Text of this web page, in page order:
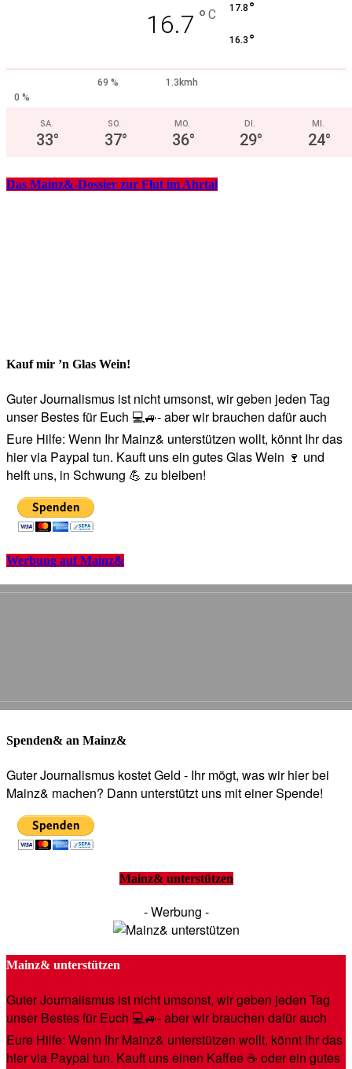
16.7 ° C 17.8 °
16.3 °
69 %
1.3kmh
0 %
SA.
33°
SO.
37°
MO.
36°
DI.
29°
MI.
24°
Das Mainz&-Dossier zur Flut im Ahrtal
Kauf mir ’n Glas Wein!
Guter Journalismus ist nicht umsonst, wir geben jeden Tag
unser Bestes für Euch 💻🚙- aber wir brauchen dafür auch
Eure Hilfe: Wenn Ihr Mainz& unterstützen wollt, könnt Ihr das
hier via Paypal tun. Kauft uns ein gutes Glas Wein 🍷 und
helft uns, in Schwung 💪 zu bleiben!
Werbung auf Mainz&
Spenden& an Mainz&
Guter Journalismus kostet Geld - Ihr mögt, was wir hier bei
Mainz& machen? Dann unterstützt uns mit einer Spende!
Mainz& unterstützen
- Werbung -
Mainz& unterstützen
Guter Journalismus ist nicht umsonst, wir geben jeden Tag
unser Bestes für Euch 💻🚙- aber wir brauchen dafür auch
Eure Hilfe: Wenn Ihr Mainz& unterstützen wollt, könnt Ihr das
hier via Paypal tun. Kauft uns einen Kaffee ☕️ oder ein gutes